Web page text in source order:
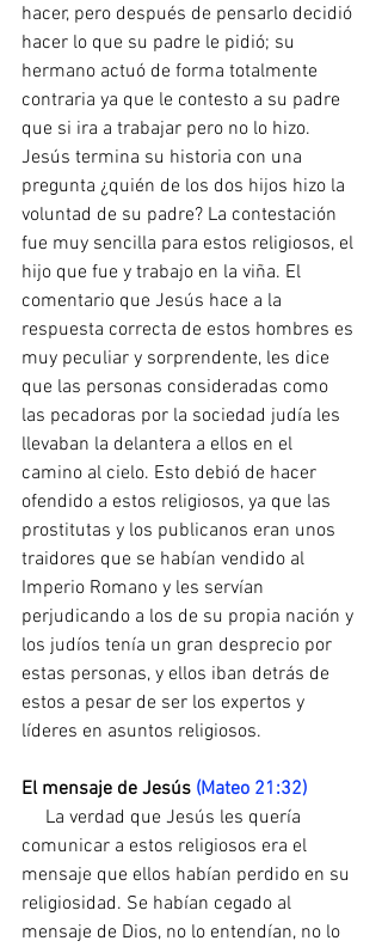
hacer, pero después de pensarlo decidió
hacer lo que su padre le pidió; su
hermano actuó de forma totalmente
contraria ya que le contesto a su padre
que si ira a trabajar pero no lo hizo.
Jesús termina su historia con una
pregunta ¿quién de los dos hijos hizo la
voluntad de su padre? La contestación
fue muy sencilla para estos religiosos, el
hijo que fue y trabajo en la viña. El
comentario que Jesús hace a la
respuesta correcta de estos hombres es
muy peculiar y sorprendente, les dice
que las personas consideradas como
las pecadoras por la sociedad judía les
llevaban la delantera a ellos en el
camino al cielo. Esto debió de hacer
ofendido a estos religiosos, ya que las
prostitutas y los publicanos eran unos
traidores que se habían vendido al
Imperio Romano y les servían
perjudicando a los de su propia nación y
los judíos tenía un gran desprecio por
estas personas, y ellos iban detrás de
estos a pesar de ser los expertos y
líderes en asuntos religiosos.
El mensaje de Jesús (Mateo 21:32)
comunicar a estos religiosos era el
mensaje que ellos habían perdido en su
religiosidad. Se habían cegado al
mensaje de Dios, no lo entendían, no lo